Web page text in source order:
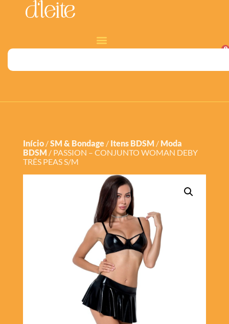
0
Início/SM & Bondage/ Itens BDSM / Moda
BDSM / PASSION – CONJUNTO WOMAN DEBY
TRÊS PEAS S/M